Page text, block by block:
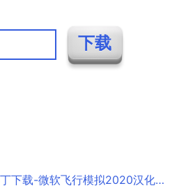
载-微软飞行模拟2020汉化补丁下载